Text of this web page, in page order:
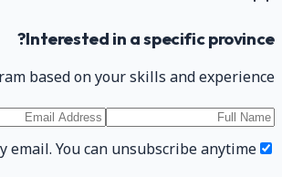
Interested in a specific province?
based on your skills and experience.
You can unsubscribe anytime.